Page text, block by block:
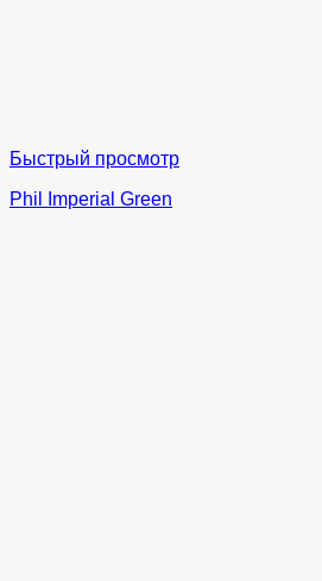
Быстрый просмотр
Phil Imperial Green